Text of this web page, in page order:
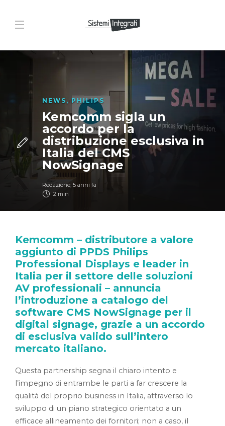
NEWS , PHILIPS
Kemcomm sigla un
accordo per la
distribuzione esclusiva in
Italia del CMS
NowSignage
Redazione, 5 anni fa
2 min
Kemcomm – distributore a valore
aggiunto di PPDS Philips
Professional Displays e leader in
Italia per il settore delle soluzioni
AV professionali – annuncia
l’introduzione a catalogo del
software CMS NowSignage per il
digital signage, grazie a un accordo
di esclusiva valido sull’intero
mercato italiano.
Questa partnership segna il chiaro intento e
l’impegno di entrambe le parti a far crescere la
qualità del proprio business in Italia, attraverso lo
sviluppo di un piano strategico orientato a un
efficace allineamento dei fornitori; non a caso, il